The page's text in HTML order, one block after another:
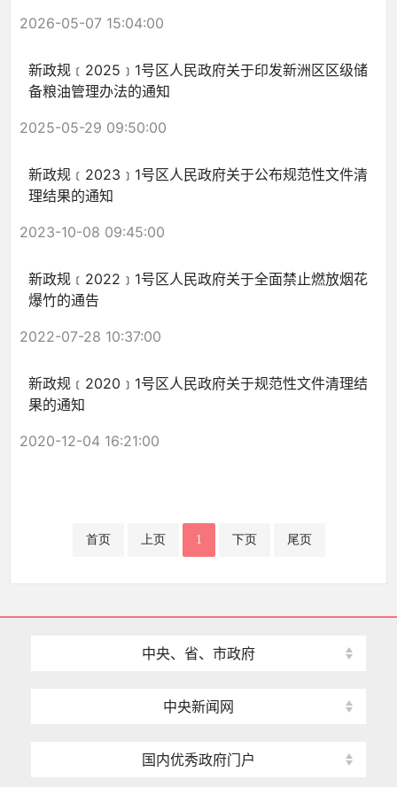
2026-05-07 15:04:00
新政规﹝2025﹞1号区人民政府关于印发新洲区区级储
备粮油管理办法的通知
2025-05-29 09:50:00
新政规﹝2023﹞1号区人民政府关于公布规范性文件清
理结果的通知
2023-10-08 09:45:00
新政规﹝2022﹞1号区人民政府关于全面禁止燃放烟花
爆竹的通告
2022-07-28 10:37:00
新政规﹝2020﹞1号区人民政府关于规范性文件清理结
果的通知
2020-12-04 16:21:00
首页 上页 1 下页 尾页
中央、省、市政府
中央新闻网
国内优秀政府门户